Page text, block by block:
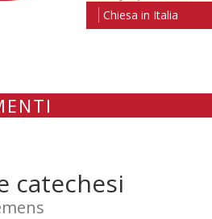
Chiesa in Italia
catechesi